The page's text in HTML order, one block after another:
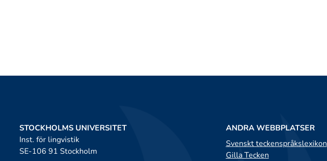
STOCKHOLMS UNIVERSITET
Inst. för lingvistik
SE-106 91 Stockholm
ANDRA WEBBPLATSER
Svenskt teckenspråkslexikon
Gilla Tecken